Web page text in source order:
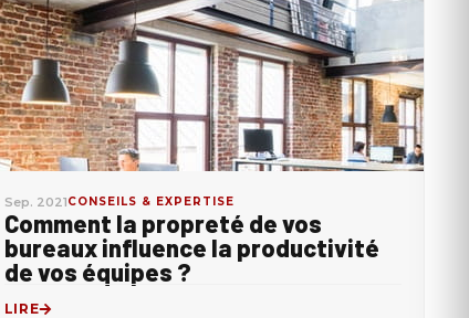
Sep. 2021CONSEILS & EXPERTISE
Comment la propreté de vos
bureaux influence la productivité
de vos équipes ?
LIRE